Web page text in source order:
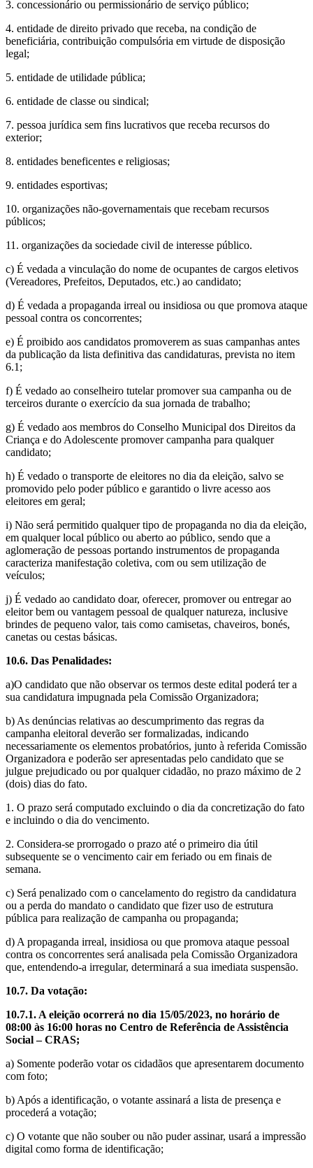
3. concessionário ou permissionário de serviço público;
4. entidade de direito privado que receba, na condição de
beneficiária, contribuição compulsória em virtude de disposição
legal;
5. entidade de utilidade pública;
6. entidade de classe ou sindical;
7. pessoa jurídica sem fins lucrativos que receba recursos do
exterior;
8. entidades beneficentes e religiosas;
9. entidades esportivas;
10. organizações não-governamentais que recebam recursos
públicos;
11. organizações da sociedade civil de interesse público.
c) É vedada a vinculação do nome de ocupantes de cargos eletivos
(Vereadores, Prefeitos, Deputados, etc.) ao candidato;
d) É vedada a propaganda irreal ou insidiosa ou que promova ataque
pessoal contra os concorrentes;
e) É proibido aos candidatos promoverem as suas campanhas antes
da publicação da lista definitiva das candidaturas, prevista no item
6.1;
f) É vedado ao conselheiro tutelar promover sua campanha ou de
terceiros durante o exercício da sua jornada de trabalho;
g) É vedado aos membros do Conselho Municipal dos Direitos da
Criança e do Adolescente promover campanha para qualquer
candidato;
h) É vedado o transporte de eleitores no dia da eleição, salvo se
promovido pelo poder público e garantido o livre acesso aos
eleitores em geral;
i) Não será permitido qualquer tipo de propaganda no dia da eleição,
em qualquer local público ou aberto ao público, sendo que a
aglomeração de pessoas portando instrumentos de propaganda
caracteriza manifestação coletiva, com ou sem utilização de
veículos;
j) É vedado ao candidato doar, oferecer, promover ou entregar ao
eleitor bem ou vantagem pessoal de qualquer natureza, inclusive
brindes de pequeno valor, tais como camisetas, chaveiros, bonés,
canetas ou cestas básicas.
10.6. Das Penalidades:
a)O candidato que não observar os termos deste edital poderá ter a
sua candidatura impugnada pela Comissão Organizadora;
b) As denúncias relativas ao descumprimento das regras da
campanha eleitoral deverão ser formalizadas, indicando
necessariamente os elementos probatórios, junto à referida Comissão
Organizadora e poderão ser apresentadas pelo candidato que se
julgue prejudicado ou por qualquer cidadão, no prazo máximo de 2
(dois) dias do fato.
1. O prazo será computado excluindo o dia da concretização do fato
e incluindo o dia do vencimento.
2. Considera-se prorrogado o prazo até o primeiro dia útil
subsequente se o vencimento cair em feriado ou em finais de
semana.
c) Será penalizado com o cancelamento do registro da candidatura
ou a perda do mandato o candidato que fizer uso de estrutura
pública para realização de campanha ou propaganda;
d) A propaganda irreal, insidiosa ou que promova ataque pessoal
contra os concorrentes será analisada pela Comissão Organizadora
que, entendendo-a irregular, determinará a sua imediata suspensão.
10.7. Da votação:
10.7.1. A eleição ocorrerá no dia 15/05/2023, no horário de
08:00 às 16:00 horas no Centro de Referência de Assistência
Social – CRAS;
a) Somente poderão votar os cidadãos que apresentarem documento
com foto;
b) Após a identificação, o votante assinará a lista de presença e
procederá a votação;
c) O votante que não souber ou não puder assinar, usará a impressão
digital como forma de identificação;